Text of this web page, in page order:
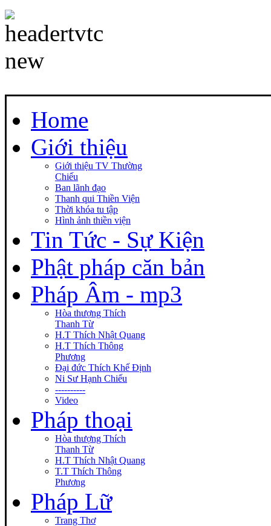
Home
Giới thiệu
Giới thiệu TV Thường
Chiếu
Ban lãnh đạo
Thanh qui Thiền Viện
Thời khóa tu tập
Hình ảnh thiền viện
Tin Tức - Sự Kiện
Phật pháp căn bản
Pháp Âm - mp3
Hòa thượng Thích
Thanh Từ
H.T Thích Nhật Quang
H.T Thích Thông
Phương
Đại đức Thích Khế Định
Ni Sư Hạnh Chiếu
----------
Video
Pháp thoại
Hòa thượng Thích
Thanh Từ
H.T Thích Nhật Quang
T.T Thích Thông
Phương
Pháp Lữ
Trang Thơ